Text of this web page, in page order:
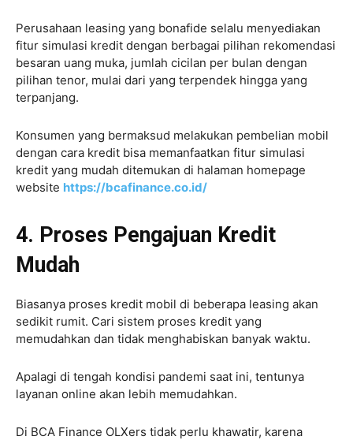
Perusahaan leasing yang bonafide selalu menyediakan
fitur simulasi kredit dengan berbagai pilihan rekomendasi
besaran uang muka, jumlah cicilan per bulan dengan
pilihan tenor, mulai dari yang terpendek hingga yang
terpanjang.
Konsumen yang bermaksud melakukan pembelian mobil
dengan cara kredit bisa memanfaatkan fitur simulasi
kredit yang mudah ditemukan di halaman homepage
website https://bcafinance.co.id/
4. Proses Pengajuan Kredit
Mudah
Biasanya proses kredit mobil di beberapa leasing akan
sedikit rumit. Cari sistem proses kredit yang
memudahkan dan tidak menghabiskan banyak waktu.
Apalagi di tengah kondisi pandemi saat ini, tentunya
layanan online akan lebih memudahkan.
Di BCA Finance OLXers tidak perlu khawatir, karena